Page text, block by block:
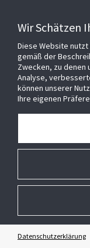
ICH
CONTROLS
UND DIE
AKZEPTIERE.
ICH BIN
ZU
MEINE
Wir Schätzen
Diese Website
gemäß der
Zwecken, zu
Analyse,
können unserer
Ihre eigenen
Datenschutzerklärung